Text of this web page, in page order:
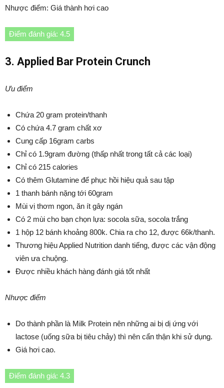
Nhược điểm: Giá thành hơi cao
Điểm đánh giá: 4.5
3. Applied Bar Protein Crunch
Ưu điểm
Chứa 20 gram protein/thanh
Có chứa 4.7 gram chất xơ
Cung cấp 16gram carbs
Chỉ có 1.9gram đường (thấp nhất trong tất cả các loại)
Chỉ có 215 calories
Có thêm Glutamine để phục hồi hiệu quả sau tập
1 thanh bánh nặng tới 60gram
Mùi vị thơm ngon, ăn ít gây ngán
Có 2 mùi cho bạn chọn lựa: socola sữa, socola trắng
1 hộp 12 bánh khoảng 800k. Chia ra cho 12, được 66k/thanh.
Thương hiệu Applied Nutrition danh tiếng, được các vận động
viên ưa chuộng.
Được nhiều khách hàng đánh giá tốt nhất
Nhược điểm
Do thành phần là Milk Protein nên những ai bị dị ứng với
lactose (uống sữa bị tiêu chảy) thì nên cẩn thận khi sử dụng.
Giá hơi cao.
Điểm đánh giá: 4.3